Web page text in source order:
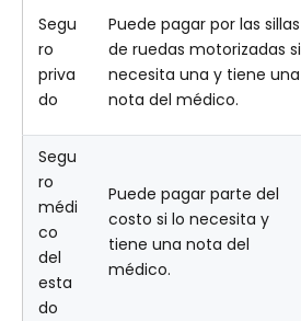
Segu
ro
priva
do
Puede pagar por las sillas
de ruedas motorizadas si
necesita una y tiene una
nota del médico.
Segu
ro
médi
co
del
esta
do
Puede pagar parte del
costo si lo necesita y
tiene una nota del
médico.